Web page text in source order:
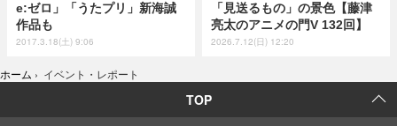
e:ゼロ」「うたプリ」新海誠
作品も
2017.3.18(土) 9:06
「見送るもの」の景色【藤津
亮太のアニメの門V 132回】
2026.7.12(日) 12:20
ホーム › イベント・レポート
TOP